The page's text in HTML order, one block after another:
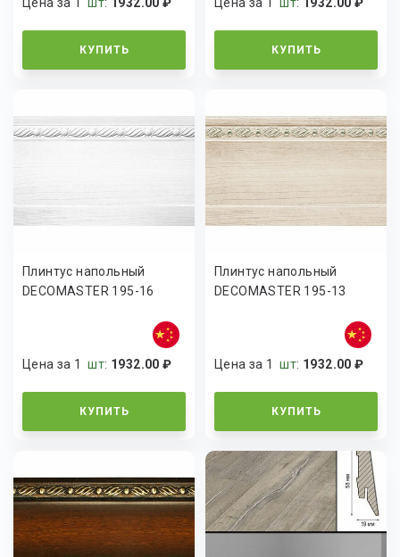
Цена за 1шт: 1932.00 ₽
КУПИТЬ
Цена за 1шт: 1932.00 ₽
КУПИТЬ
Плинтус напольный
DECOMASTER 195-16
Цена за 1шт: 1932.00 ₽
КУПИТЬ
Плинтус напольный
DECOMASTER 195-13
Цена за 1шт: 1932.00 ₽
КУПИТЬ